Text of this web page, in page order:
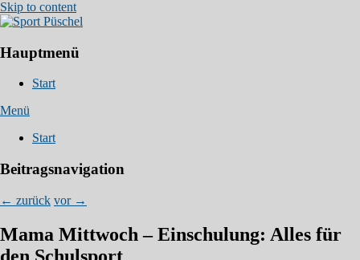
Skip to content
Sport Püschel
Euer Partner für den Sport in Ratzeburg!
Hauptmenü
Start
Menü
Start
Beitragsnavigation
← zurück vor →
Mama Mittwoch – Einschulung: Alles für
den Schulsport